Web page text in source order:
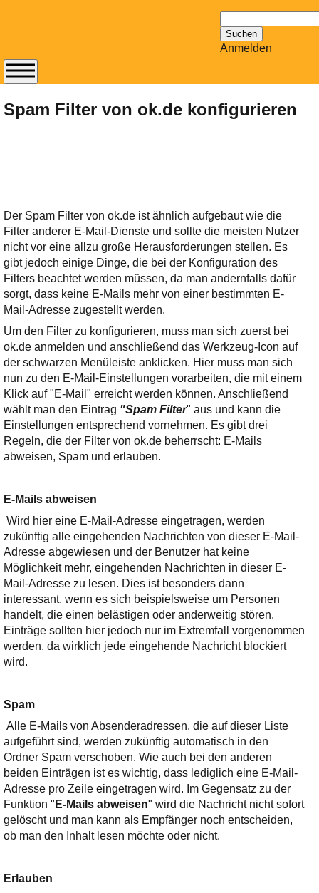
nach:
Anmelden
Spam Filter von ok.de konfigurieren
Der Spam Filter von ok.de ist ähnlich aufgebaut wie die
Filter anderer E-Mail-Dienste und sollte die meisten Nutzer
nicht vor eine allzu große Herausforderungen stellen. Es
gibt jedoch einige Dinge, die bei der Konfiguration des
Filters beachtet werden müssen, da man andernfalls dafür
sorgt, dass keine E-Mails mehr von einer bestimmten E-
Mail-Adresse zugestellt werden.
Um den Filter zu konfigurieren, muss man sich zuerst bei
ok.de anmelden und anschließend das Werkzeug-Icon auf
der schwarzen Menüleiste anklicken. Hier muss man sich
nun zu den E-Mail-Einstellungen vorarbeiten, die mit einem
Klick auf "E-Mail" erreicht werden können. Anschließend
wählt man den Eintrag "Spam Filter" aus und kann die
Einstellungen entsprechend vornehmen. Es gibt drei
Regeln, die der Filter von ok.de beherrscht: E-Mails
abweisen, Spam und erlauben.
E-Mails abweisen
Wird hier eine E-Mail-Adresse eingetragen, werden
zukünftig alle eingehenden Nachrichten von dieser E-Mail-
Adresse abgewiesen und der Benutzer hat keine
Möglichkeit mehr, eingehenden Nachrichten in dieser E-
Mail-Adresse zu lesen. Dies ist besonders dann
interessant, wenn es sich beispielsweise um Personen
handelt, die einen belästigen oder anderweitig stören.
Einträge sollten hier jedoch nur im Extremfall vorgenommen
werden, da wirklich jede eingehende Nachricht blockiert
wird.
Spam
Alle E-Mails von Absenderadressen, die auf dieser Liste
aufgeführt sind, werden zukünftig automatisch in den
Ordner Spam verschoben. Wie auch bei den anderen
beiden Einträgen ist es wichtig, dass lediglich eine E-Mail-
Adresse pro Zeile eingetragen wird. Im Gegensatz zu der
Funktion " E-Mails abweisen" wird die Nachricht nicht sofort
gelöscht und man kann als Empfänger noch entscheiden,
ob man den Inhalt lesen möchte oder nicht.
Erlauben
Abonnieren Sie den
14-tägig
Email für Sie
bereithält!
Wie z.B. Outlook,
GMail, Thunderbird
oder auch
KuNoMail, usw.
Ihre E-Mail
Adresse:
E-Mail
E-Mail bestätigen